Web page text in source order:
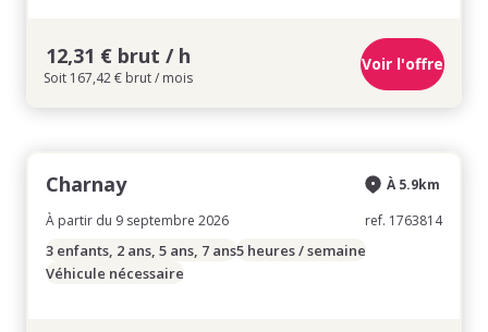
12,31 € brut / h
Soit 167,42 € brut / mois
Voir l'offre
Charnay
À partir du 9 septembre 2026
À 5.9km
ref. 1763814
3 enfants, 2 ans, 5 ans, 7 ans5 heures / semaine
Véhicule nécessaire